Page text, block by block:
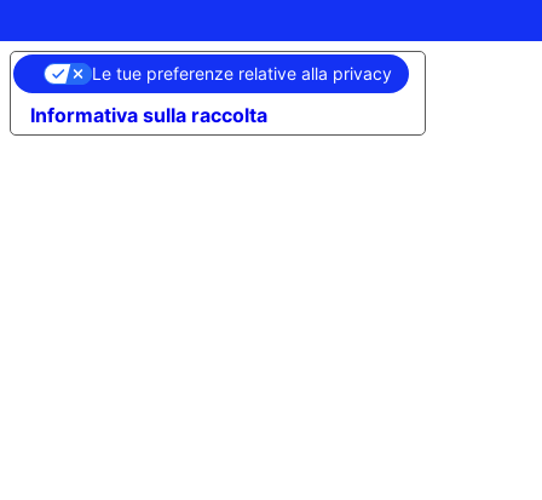
Informativa sulla raccolta
Le tue preferenze relative alla privacy